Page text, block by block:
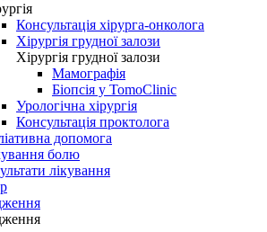
Консультація хірурга-онколога
Хірургія грудної залози
Хірургія грудної залози
Мамографія
Біопсія у TomoClinic
Урологічна хірургія
Консультація проктолога
допомога
болю
лікування